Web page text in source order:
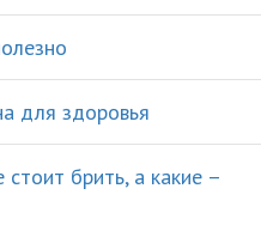
для
стоит
в